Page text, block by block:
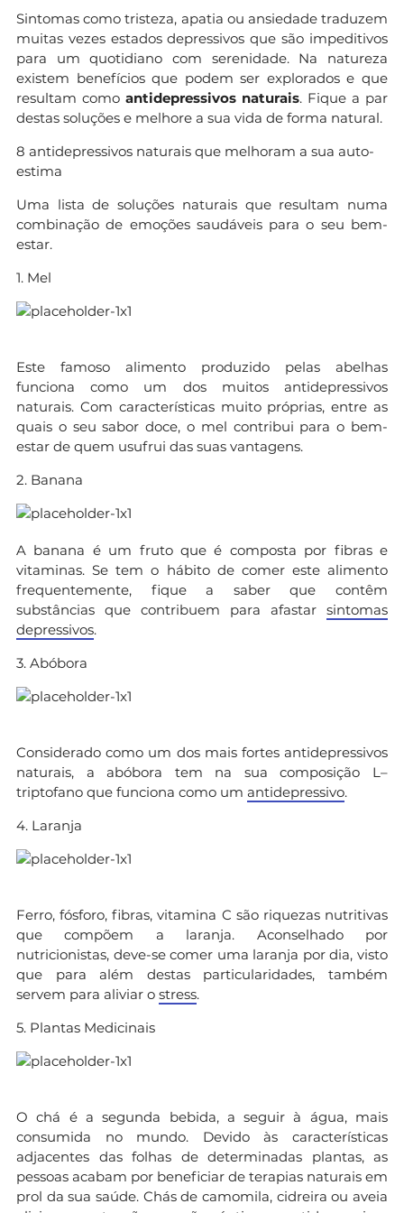
Sintomas como tristeza, apatia ou ansiedade traduzem
muitas vezes estados depressivos que são impeditivos
para um quotidiano com serenidade. Na natureza
existem benefícios que podem ser explorados e que
resultam como antidepressivos naturais. Fique a par
destas soluções e melhore a sua vida de forma natural.
8 antidepressivos naturais que melhoram a sua auto-
estima
Uma lista de soluções naturais que resultam numa
combinação de emoções saudáveis para o seu bem-
estar.
1. Mel
Este famoso alimento produzido pelas abelhas
funciona como um dos muitos antidepressivos
naturais. Com características muito próprias, entre as
quais o seu sabor doce, o mel contribui para o bem-
estar de quem usufrui das suas vantagens.
2. Banana
A banana é um fruto que é composta por fibras e
vitaminas. Se tem o hábito de comer este alimento
frequentemente, fique a saber que contêm
substâncias que contribuem para afastar sintomas
depressivos.
3. Abóbora
Considerado como um dos mais fortes antidepressivos
naturais, a abóbora tem na sua composição L–
triptofano que funciona como um antidepressivo.
4. Laranja
Ferro, fósforo, fibras, vitamina C são riquezas nutritivas
que compõem a laranja. Aconselhado por
nutricionistas, deve-se comer uma laranja por dia, visto
que para além destas particularidades, também
servem para aliviar o stress.
5. Plantas Medicinais
O chá é a segunda bebida, a seguir à água, mais
consumida no mundo. Devido às características
adjacentes das folhas de determinadas plantas, as
pessoas acabam por beneficiar de terapias naturais em
prol da sua saúde. Chás de camomila, cidreira ou aveia